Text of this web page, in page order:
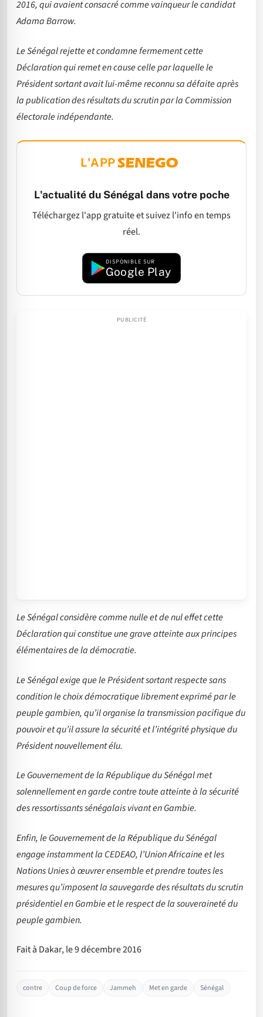
2016, qui avaient consacré comme vainqueur le candidat
Adama Barrow.
Le Sénégal rejette et condamne fermement cette
Déclaration qui remet en cause celle par laquelle le
Président sortant avait lui-même reconnu sa défaite après
la publication des résultats du scrutin par la Commission
électorale indépendante.
L'APP
L'actualité du Sénégal dans votre poche
Téléchargez l'app gratuite et suivez l'info en temps
réel.
DISPONIBLE SUR
Google Play
Le Sénégal considère comme nulle et de nul effet cette
Déclaration qui constitue une grave atteinte aux principes
élémentaires de la démocratie.
Le Sénégal exige que le Président sortant respecte sans
condition le choix démocratique librement exprimé par le
peuple gambien, qu’il organise la transmission pacifique du
pouvoir et qu’il assure la sécurité et l’intégrité physique du
Président nouvellement élu.
Le Gouvernement de la République du Sénégal met
solennellement en garde contre toute atteinte à la sécurité
des ressortissants sénégalais vivant en Gambie.
Enfin, le Gouvernement de la République du Sénégal
engage instamment la CEDEAO, l’Union Africaine et les
Nations Unies à œuvrer ensemble et prendre toutes les
mesures qu’imposent la sauvegarde des résultats du scrutin
présidentiel en Gambie et le respect de la souveraineté du
peuple gambien.
Fait à Dakar, le 9 décembre 2016
contre Coup de force Jammeh Met en garde Sénégal